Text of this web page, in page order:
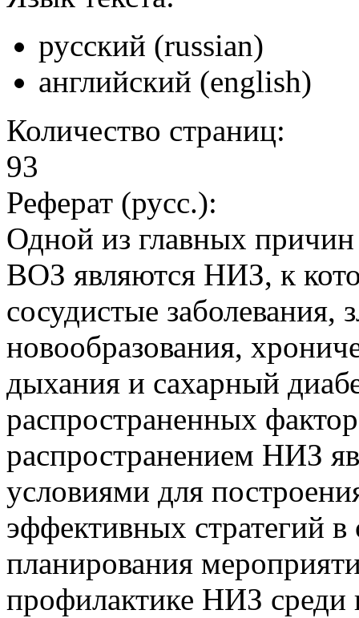
русский (russian)
английский (english)
Количество страниц:
93
Реферат (русс.):
Одной из главных
ВОЗ являются НИЗ, к
сосудистые заболевания,
новообразования,
дыхания и сахарный
распространенных
распространением НИЗ
условиями для
эффективных стратегий в
планирования
профилактике НИЗ среди